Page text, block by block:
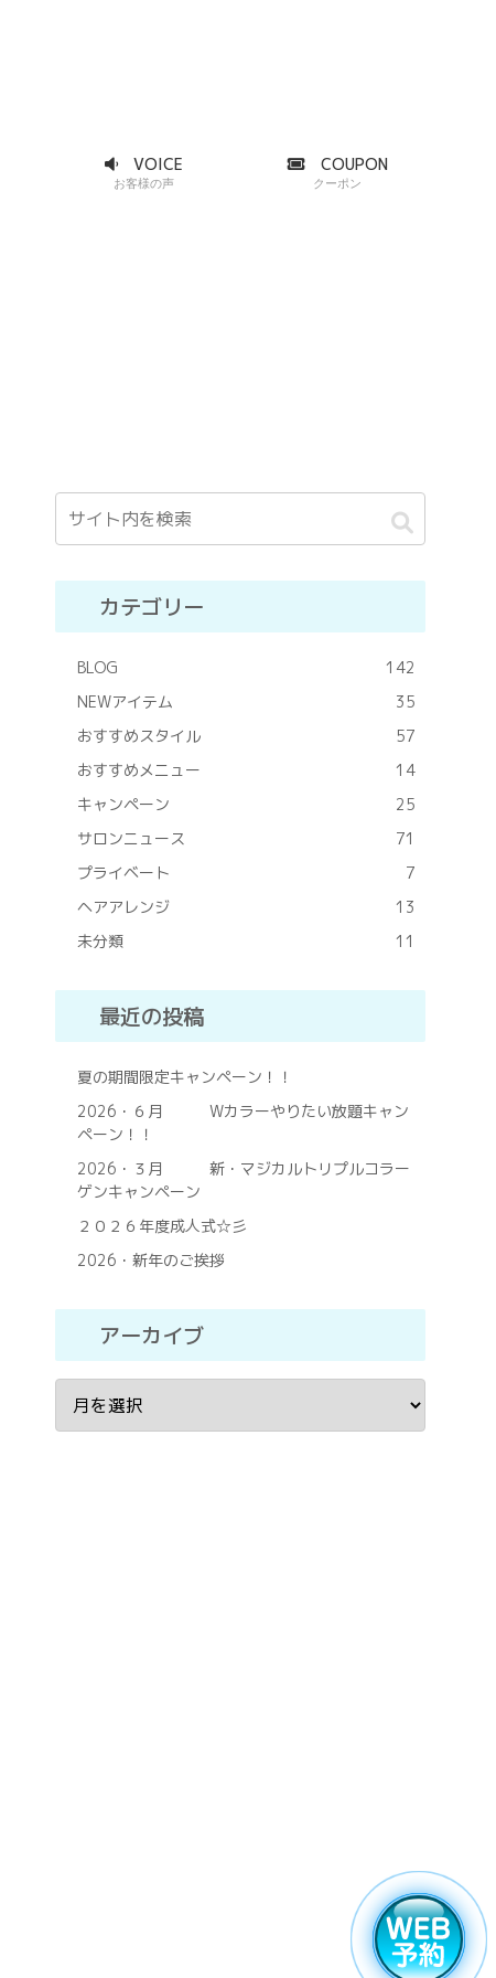
VOICE
お客様の声
COUPON
クーポン
カテゴリー
BLOG
142
NEWアイテム
35
おすすめスタイル
57
おすすめメニュー
14
キャンペーン
25
サロンニュース
71
プライベート
7
ヘアアレンジ
13
未分類
11
最近の投稿
夏の期間限定キャンペーン！！
2026・６月 Wカラーやりたい放題キャン
ペーン！！
2026・３月 新・マジカルトリプルコラー
ゲンキャンペーン
２０２６年度成人式☆彡
2026・新年のご挨拶
アーカイブ